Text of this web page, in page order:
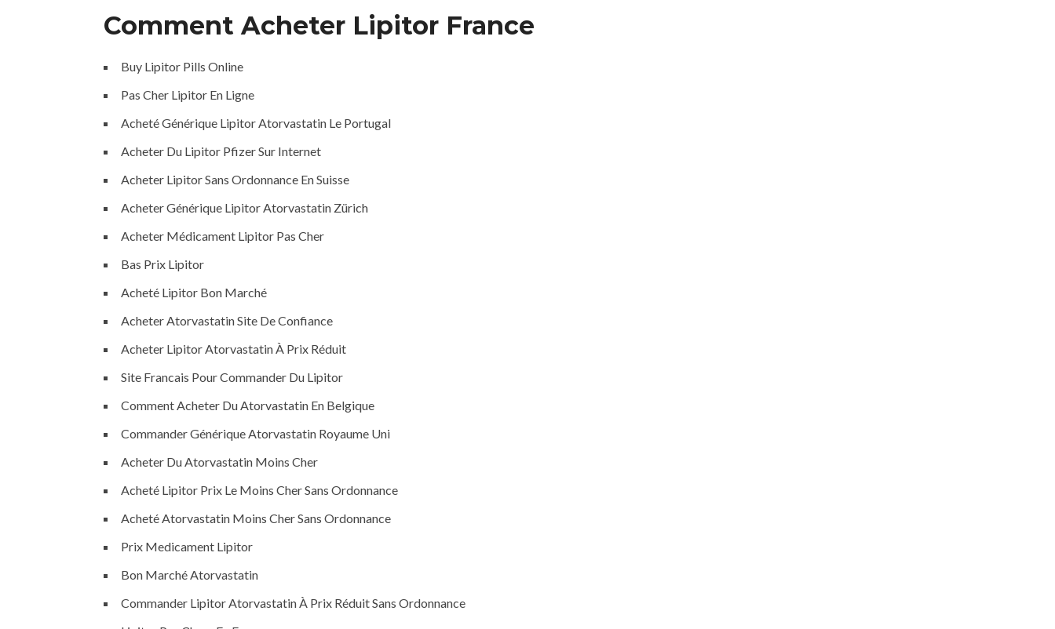
Comment Acheter Lipitor France
Buy Lipitor Pills Online
Pas Cher Lipitor En Ligne
Acheté Générique Lipitor Atorvastatin Le Portugal
Acheter Du Lipitor Pfizer Sur Internet
Acheter Lipitor Sans Ordonnance En Suisse
Acheter Générique Lipitor Atorvastatin Zürich
Acheter Médicament Lipitor Pas Cher
Bas Prix Lipitor
Acheté Lipitor Bon Marché
Acheter Atorvastatin Site De Confiance
Acheter Lipitor Atorvastatin À Prix Réduit
Site Francais Pour Commander Du Lipitor
Comment Acheter Du Atorvastatin En Belgique
Commander Générique Atorvastatin Royaume Uni
Acheter Du Atorvastatin Moins Cher
Acheté Lipitor Prix Le Moins Cher Sans Ordonnance
Acheté Atorvastatin Moins Cher Sans Ordonnance
Prix Medicament Lipitor
Bon Marché Atorvastatin
Commander Lipitor Atorvastatin À Prix Réduit Sans Ordonnance